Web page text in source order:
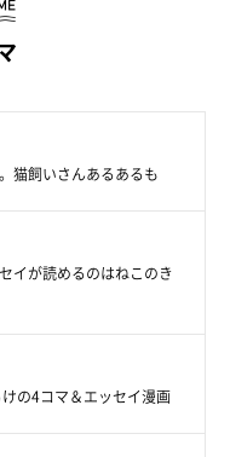
猫飼いさんあるあるも
イが読めるのはねこのき
の4コマ＆エッセイ漫画